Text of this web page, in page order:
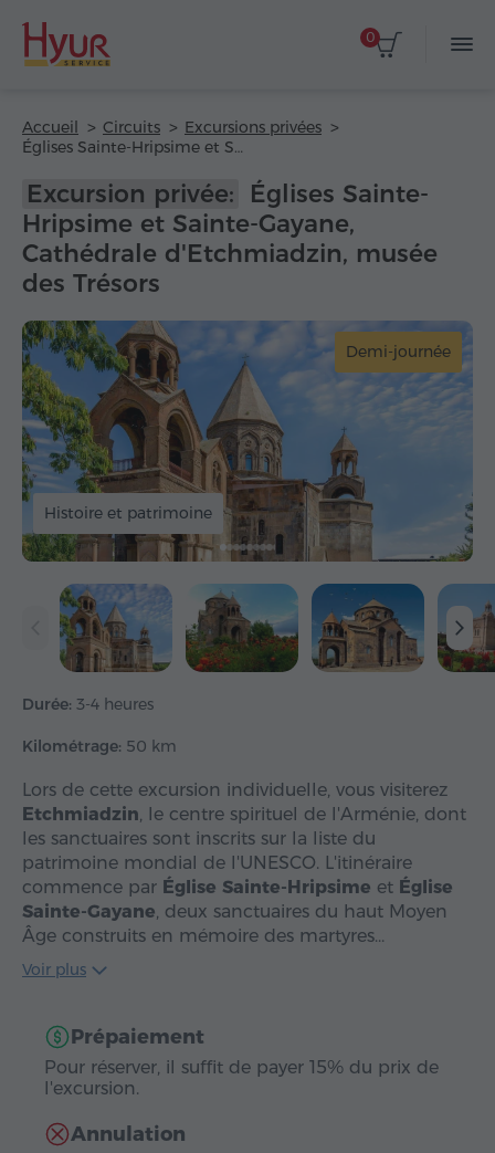
0
Accueil Circuits
Excursions privées
Églises Sainte-Hripsime et Sainte-Gayane, Cathédrale d'Etchmiadzin, musée des Trésors
Excursion privée:
Églises Sainte-
Hripsime et Sainte-Gayane,
Cathédrale d'Etchmiadzin, musée
des Trésors
Demi-journée
Histoire et patrimoine
Durée: 3-4 heures
Kilométrage: 50 km
Lors de cette excursion individuelle, vous visiterez
Etchmiadzin, le centre spirituel de l'Arménie, dont
les sanctuaires sont inscrits sur la liste du
patrimoine mondial de l'UNESCO. L'itinéraire
commence par Église Sainte-Hripsime et Église
Sainte-Gayane, deux sanctuaires du haut Moyen
Âge construits en mémoire des martyres…
Voir plus
Prépaiement
Pour réserver, il suffit de payer 15% du prix de
l'excursion.
Annulation